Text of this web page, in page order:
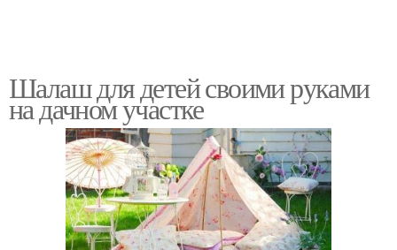
Шалаш для детей своими руками
на дачном участке